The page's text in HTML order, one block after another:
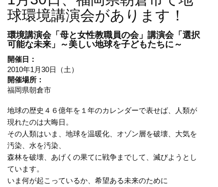
球環境講演会があります！
環境講演会「母と女性教職員の会」講演会「選択
可能な未来」～美しい地球を子どもたちに～
開催日：
2010年1月30日（土）
開催場所：
福岡県朝倉市
地球の歴史４６億年を１年のカレンダーで表せば、人類が
現れたのは大晦日。
その人類はいま、地球を温暖化、オゾン層を破壊、大気を
汚染、水を汚染、
森林を破壊、あげくの果てに戦争までして、滅びようとし
ています。
いま何が起こっているか、希望ある未来のために